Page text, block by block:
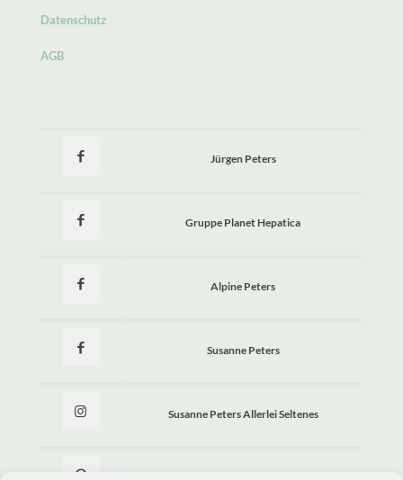
Datenschutz
AGB
Jürgen Peters
Gruppe Planet Hepatica
Alpine Peters
Susanne Peters
Susanne Peters Allerlei Seltenes